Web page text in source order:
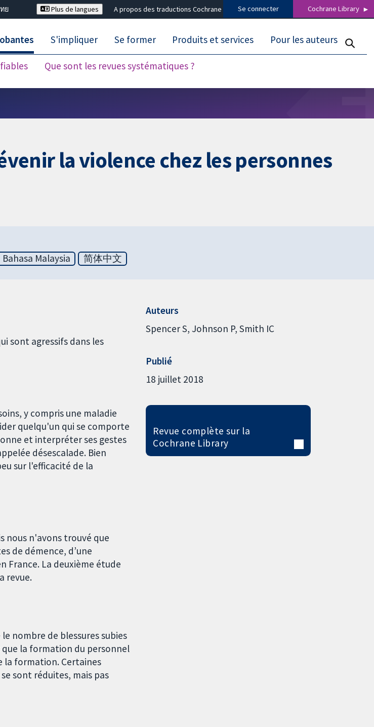
ย
Plus de langues A propos des traductions Cochrane Se connecter Cochrane Library
Que sont les revues systématiques ?
S'impliquer Se former Produits et services Pour les auteurs
la violence chez les personnes
Bahasa Malaysia 简体中文
sont agressifs dans les
y compris une maladie
quelqu'un qui se comporte
et interpréter ses gestes
désescalade. Bien
sur l'efficacité de la
nous n'avons trouvé que
de démence, d’une
France. La deuxième étude
revue.
nombre de blessures subies
la formation du personnel
la formation. Certaines
sont réduites, mais pas
Auteurs
Spencer S Johnson P Smith IC
Publié
18 juillet 2018
Revue complète sur la
Cochrane Library